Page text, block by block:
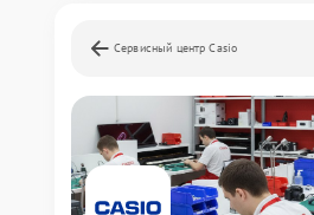
Сервисный центр Casio